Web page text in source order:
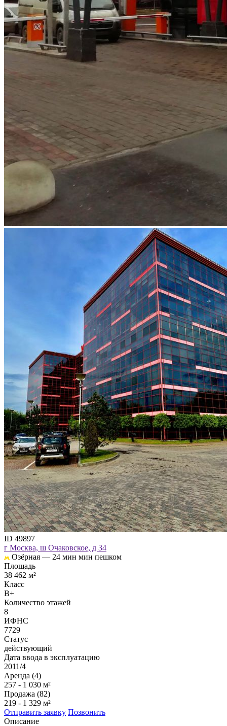
ID 49897
г Москва, ш Очаковское, д 34
Озёрная — 24 мин мин пешком
Площадь
38 462 м²
Класс
B+
Количество этажей
8
ИФНС
7729
Статус
действующий
Дата ввода в эксплуатацию
2011/4
Аренда (4)
257 - 1 030 м²
Продажа (82)
219 - 1 329 м²
Отправить заявку Позвонить
Описание